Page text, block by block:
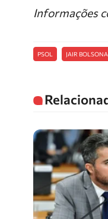
Informações
PSOL JAIR